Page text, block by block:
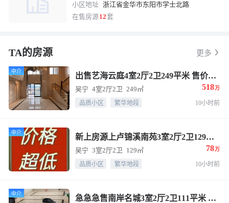
小区地址 浙江省金华市东阳市学士北路
在售房源12 套
TA的房源 更多
中介
出售艺海云庭4室2厅2卫249平米 售价518万
吴宁 4室2厅2卫 249㎡ 518万
品质小区 繁华地段 10小时前
中介
新上房源上卢锦溪南苑3室2厅2卫129平米 售价78万
吴宁 3室2厅2卫 129㎡ 78万
品质小区 繁华地段 10小时前
中介
急急急售南岸名城3室2厅2卫111平米 售价148万
换一张